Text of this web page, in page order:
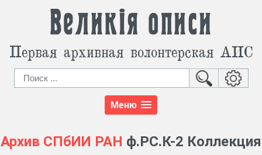
Великія описи
Первая архивная волонтерская АИС
Меню
Архив СПбИИ РАН ф.РС.К-2 Коллекция